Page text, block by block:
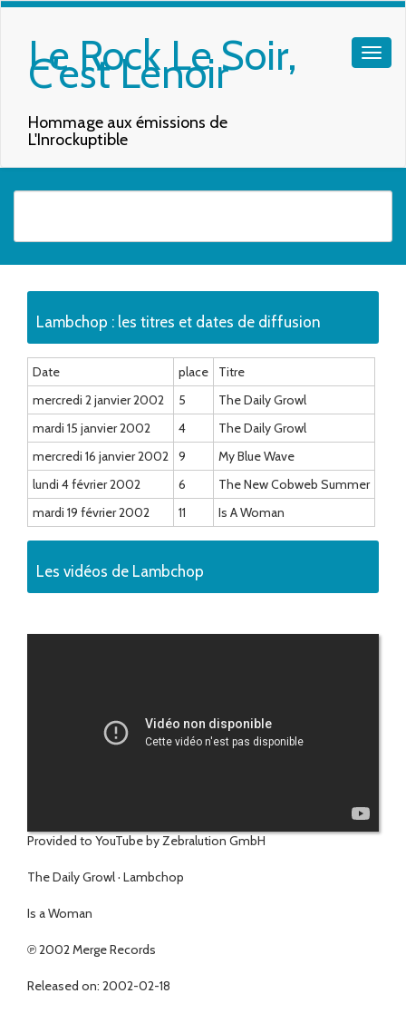
Le Rock Le Soir,
C'est Lenoir
Hommage aux émissions de
L'Inrockuptible
Lambchop : les titres et dates de diffusion
Date place
Titre
mercredi 2 janvier 2002
5
The Daily Growl
mardi 15 janvier 2002
4
The Daily Growl
mercredi 16 janvier 2002
9
My Blue Wave
lundi 4 février 2002
6
The New Cobweb Summer
mardi 19 février 2002
11 Is A Woman
Les vidéos de Lambchop
Provided to YouTube by Zebralution GmbH
The Daily Growl · Lambchop
Is a Woman
℗ 2002 Merge Records
Released on: 2002-02-18